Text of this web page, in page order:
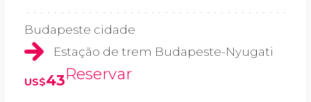
Budapeste cidade
Estação de trem Budapeste-Nyugati
US$43Reservar